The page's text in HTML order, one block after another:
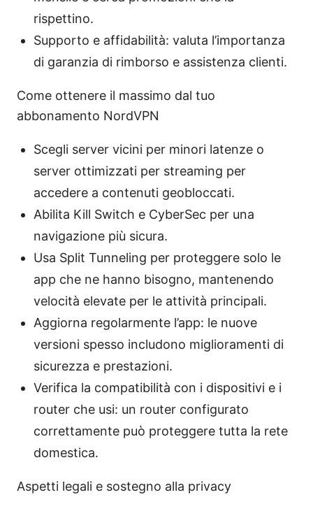
rispettino.
Supporto e affidabilità: valuta l’importanza
di garanzia di rimborso e assistenza clienti.
Come ottenere il massimo dal tuo
abbonamento NordVPN
Scegli server vicini per minori latenze o
server ottimizzati per streaming per
accedere a contenuti geobloccati.
Abilita Kill Switch e CyberSec per una
navigazione più sicura.
Usa Split Tunneling per proteggere solo le
app che ne hanno bisogno, mantenendo
velocità elevate per le attività principali.
Aggiorna regolarmente l’app: le nuove
versioni spesso includono miglioramenti di
sicurezza e prestazioni.
Verifica la compatibilità con i dispositivi e i
router che usi: un router configurato
correttamente può proteggere tutta la rete
domestica.
Aspetti legali e sostegno alla privacy